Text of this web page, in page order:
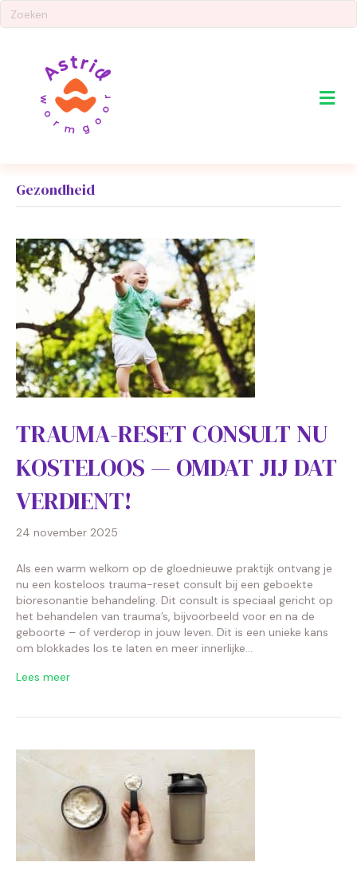
Gezondheid
TRAUMA-RESET CONSULT NU
KOSTELOOS — OMDAT JIJ DAT
VERDIENT!
24 november 2025
Als een warm welkom op de gloednieuwe praktijk ontvang je
nu een kosteloos trauma-reset consult bij een geboekte
bioresonantie behandeling. Dit consult is speciaal gericht op
het behandelen van trauma’s, bijvoorbeeld voor en na de
geboorte – of verderop in jouw leven. Dit is een unieke kans
om blokkades los te laten en meer innerlijke…
Lees meer